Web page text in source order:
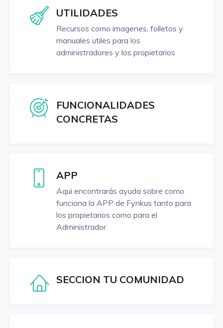
UTILIDADES
Recursos como imagenes, folletos y
manuales utiles para los
administradores y los propietarios
FUNCIONALIDADES
CONCRETAS
APP
Aqui encontrarás ayuda sobre como
funciona la APP de Fynkus tanto para
los propietarios como para el
Administrador
SECCION TU COMUNIDAD